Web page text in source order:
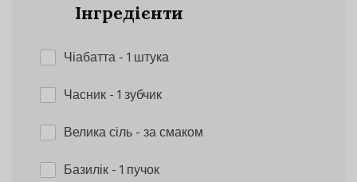
Інгредієнти
Чіабатта- 1 штука
Часник- 1 зубчик
Велика сіль- за смаком
Базилік- 1 пучок